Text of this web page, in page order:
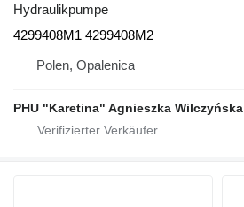
Hydraulikpumpe
4299408M1 4299408M2
Polen, Opalenica
PHU "Karetina" Agnieszka Wilczyńska